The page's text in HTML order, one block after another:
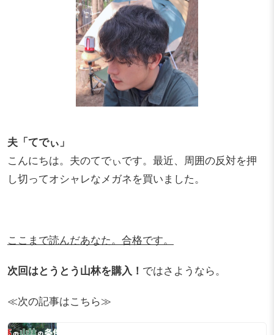
夫「てでぃ」
こんにちは。夫のてでぃです。最近、周囲の反対を押
し切ってオシャレなメガネを買いました。
ここまで読んだあなた。合格です。
次回はとうとう山林を購入！ ではさようなら。
≪次の記事はこちら≫